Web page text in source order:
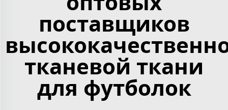
поставщиков
тканевой ткани
для футболок